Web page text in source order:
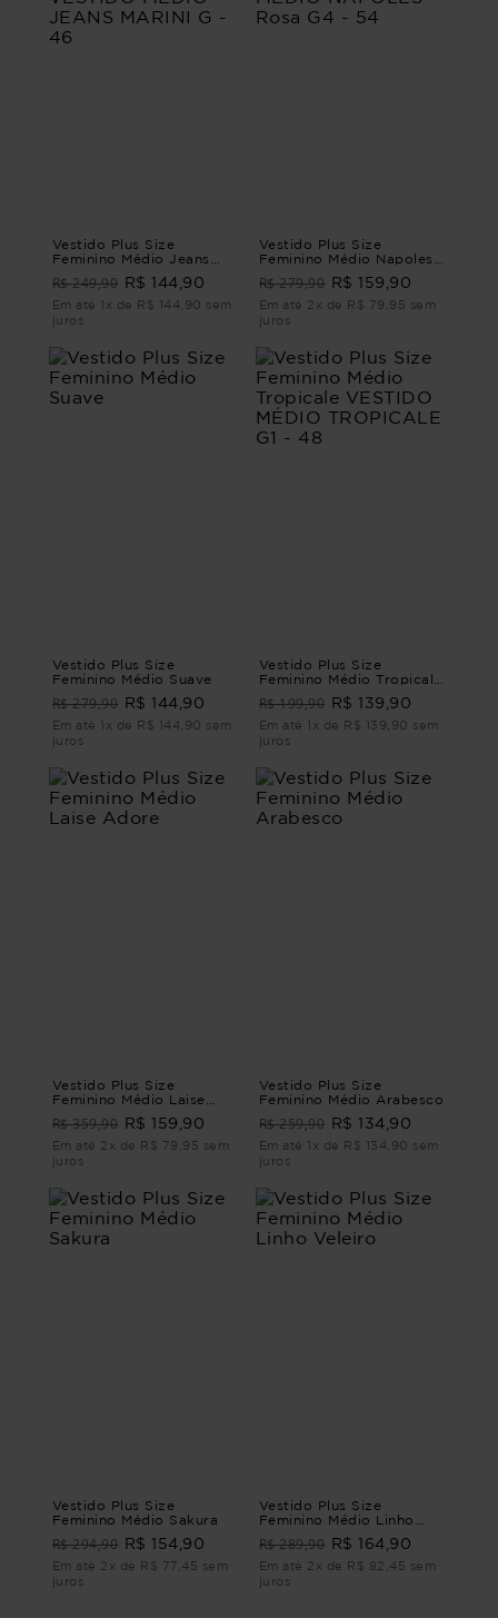
Vestido Plus Size
Feminino Médio Jeans
Marini VESTIDO MÉDIO
JEANS MARINI G - 46
R$ 249,90 R$ 144,90
Em até 1x de R$ 144,90 sem
juros
Vestido Plus Size
Feminino Médio Napoles
VESTIDO MÉDIO
NAPOLES Rosa G4 - 54
R$ 279,90 R$ 159,90
Em até 2x de R$ 79,95 sem
juros
Vestido Plus Size
Feminino Médio Suave
R$ 279,90 R$ 144,90
Em até 1x de R$ 144,90 sem
juros
Vestido Plus Size
Feminino Médio Tropicale
VESTIDO MÉDIO
TROPICALE G1 - 48
R$ 199,90 R$ 139,90
Em até 1x de R$ 139,90 sem
juros
Vestido Plus Size
Feminino Médio Laise
R$ 359,90 R$ 159,90
Em até 2x de R$ 79,95 sem
juros
Vestido Plus Size
Feminino Médio Arabesco
R$ 259,90 R$ 134,90
Em até 1x de R$ 134,90 sem
juros
Vestido Plus Size
Feminino Médio Sakura
R$ 294,90 R$ 154,90
Em até 2x de R$ 77,45 sem
juros
Vestido Plus Size
Feminino Médio Linho
R$ 289,90 R$ 164,90
Em até 2x de R$ 82,45 sem
juros